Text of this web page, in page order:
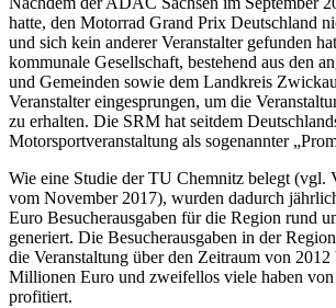
hatte, den Motorrad Grand Prix Deutschland
und sich kein anderer Veranstalter gefunden
kommunale Gesellschaft, bestehend aus den
und Gemeinden sowie dem Landkreis
Veranstalter eingesprungen, um die
zu erhalten. Die SRM hat seitdem
Motorsportveranstaltung als sogenannter
Wie eine Studie der TU Chemnitz belegt (vgl.
vom November 2017), wurden dadurch
Euro Besucherausgaben für die Region rund
generiert. Die Besucherausgaben in der
die Veranstaltung über den Zeitraum von
Millionen Euro und zweifellos viele haben von
profitiert.